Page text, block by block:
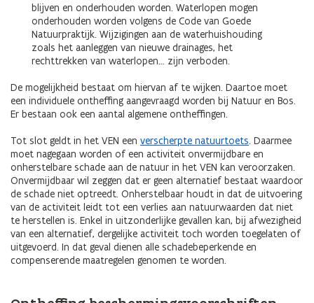
blijven en onderhouden worden. Waterlopen mogen
onderhouden worden volgens de Code van Goede
Natuurpraktijk. Wijzigingen aan de waterhuishouding
zoals het aanleggen van nieuwe drainages, het
rechttrekken van waterlopen… zijn verboden.
De mogelijkheid bestaat om hiervan af te wijken. Daartoe moet
een individuele ontheffing aangevraagd worden bij Natuur en Bos.
Er bestaan ook een aantal algemene ontheffingen.
Tot slot geldt in het VEN een verscherpte natuurtoets. Daarmee
moet nagegaan worden of een activiteit onvermijdbare en
onherstelbare schade aan de natuur in het VEN kan veroorzaken.
Onvermijdbaar wil zeggen dat er geen alternatief bestaat waardoor
de schade niet optreedt. Onherstelbaar houdt in dat de uitvoering
van de activiteit leidt tot een verlies aan natuurwaarden dat niet
te herstellen is. Enkel in uitzonderlijke gevallen kan, bij afwezigheid
van een alternatief, dergelijke activiteit toch worden toegelaten of
uitgevoerd. In dat geval dienen alle schadebeperkende en
compenserende maatregelen genomen te worden.